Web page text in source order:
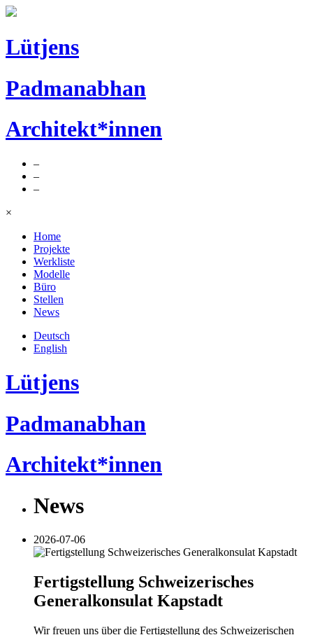
Lütjens
Padmanabhan
Architekt*innen
–
–
–
×
Home
Projekte
Werkliste
Modelle
Büro
Stellen
News
Deutsch
English
Lütjens
Padmanabhan
Architekt*innen
News
2026-07-06
Fertigstellung Schweizerisches
Generalkonsulat Kapstadt
Wir freuen uns über die Fertigstellung des Schweizerischen